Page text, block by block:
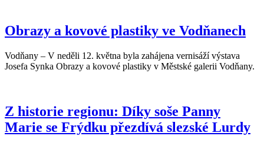
Obrazy a kovové plastiky ve Vodňanech
Vodňany – V neděli 12. května byla zahájena vernisáží výstava
Josefa Synka Obrazy a kovové plastiky v Městské galerii Vodňany.
Z historie regionu: Díky soše Panny
Marie se Frýdku přezdívá slezské Lurdy